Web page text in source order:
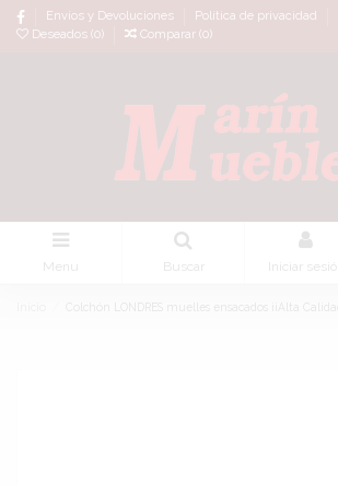
Envíos y Devoluciones Política de privacidad
Deseados (0) Comparar (0)
Menu Buscar Iniciar sesión